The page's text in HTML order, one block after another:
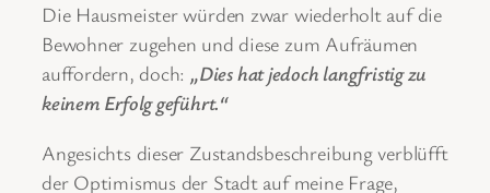
Die Hausmeister würden zwar wiederholt auf die
Bewohner zugehen und diese zum Aufräumen
auffordern, doch: „Dies hat jedoch langfristig zu
keinem Erfolg geführt.“
Angesichts dieser Zustandsbeschreibung verblüfft
der Optimismus der Stadt auf meine Frage,